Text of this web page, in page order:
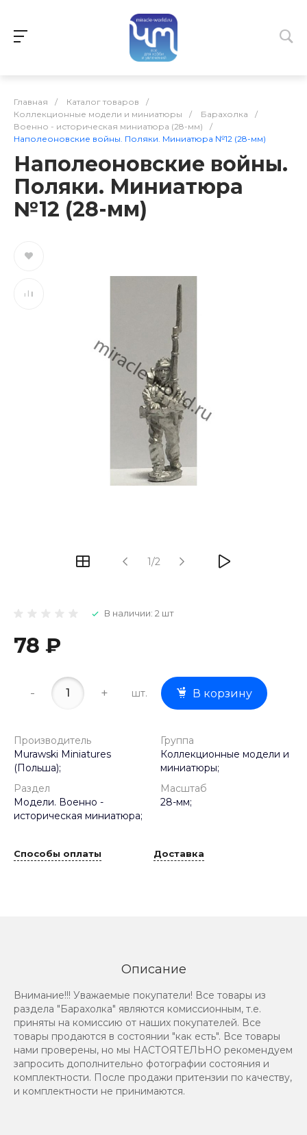
Главная / Каталог товаров
/
Коллекционные модели и миниатюры
/ Барахолка
/
Военно - историческая миниатюра (28-мм)
/
Наполеоновские войны. Поляки. Миниатюра №12 (28-мм)
Наполеоновские войны.
Поляки. Миниатюра
№12 (28-мм)
1/2
В наличии: 2 шт
78 ₽
- + шт. В корзину
Производитель
Murawski Miniatures
(Польша);
Группа
Коллекционные модели и
миниатюры;
Раздел
Модели. Военно -
историческая миниатюра;
Масштаб
28-мм;
Способы оплаты Доставка
Описание
Внимание!!! Уважаемые покупатели! Все товары из
раздела "Барахолка" являются комиссионным, т.е.
приняты на комиссию от наших покупателей. Все
товары продаются в состоянии "как есть". Все товары
нами проверены, но мы НАСТОЯТЕЛЬНО рекомендуем
запросить дополнительно фотографии состояния и
комплектности. После продажи притензии по качеству,
и комплектности не принимаются.